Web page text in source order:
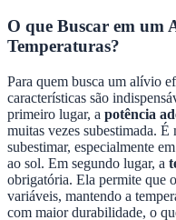
O que Buscar em um
Temperaturas?
Para quem busca um alívio
características são
primeiro lugar, a potência
muitas vezes subestimada.
subestimar, especialmente
ao sol. Em segundo lugar, a
obrigatória. Ela permite que
variáveis, mantendo a
com maior durabilidade, o